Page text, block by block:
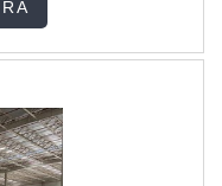
INSTALAÇÕ...